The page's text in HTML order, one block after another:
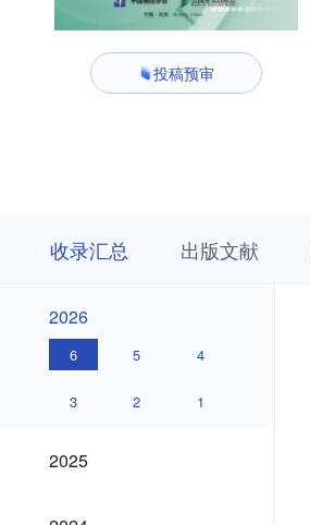
投稿预审
收录汇总 出版文献
2026
2026
6 5 4
3 2 1
2025
2025
2024